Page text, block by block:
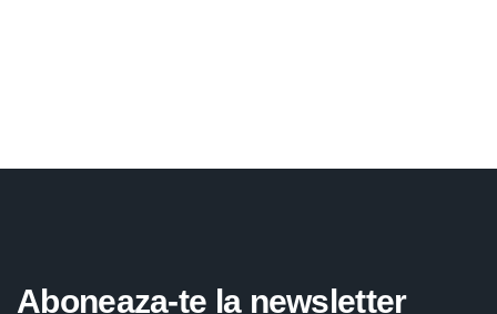
Aboneaza-te la newsletter